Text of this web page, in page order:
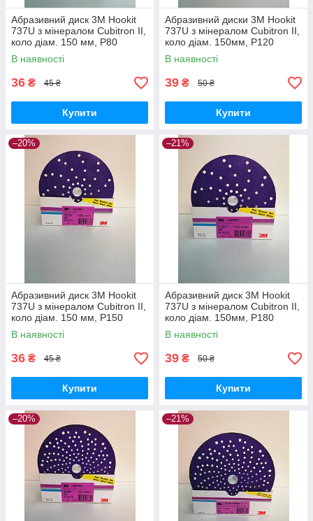
Абразивний диск 3M Hookit
737U з мінералом Cubitron II,
коло діам. 150 мм, P80
В наявності
36 ₴ 45 ₴
Купити
Абразивний диски 3M Hookit
737U з мінералом Cubitron II,
коло діам. 150мм, P120
В наявності
39 ₴ 50 ₴
Купити
–20%
Абразивний диск 3M Hookit
737U з мінералом Cubitron II,
коло діам. 150 мм, P150
В наявності
36 ₴ 45 ₴
Купити
–21%
Абразивний диск 3M Hookit
737U з мінералом Cubitron II,
коло діам. 150мм, P180
В наявності
39 ₴ 50 ₴
Купити
–20% –21%